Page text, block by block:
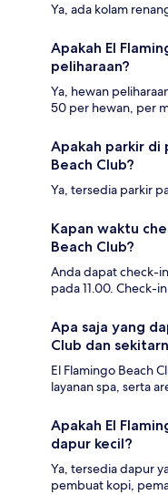
Ya, ada kolam
Apakah El
peliharaan?
Ya, hewan
50 per hewan, per
Apakah parkir di
Beach Club?
Ya, tersedia parkir
Kapan waktu
Beach Club?
Anda dapat check-
pada 11.00. Check-
Apa saja yang
Club dan
El Flamingo Beach
layanan spa, serta
Apakah El
dapur kecil?
Ya, tersedia dapur
pembuat kopi,